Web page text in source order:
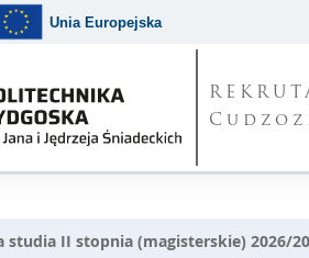
Unia Europejska
studia II stopnia (magisterskie) 2026/